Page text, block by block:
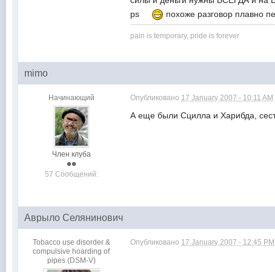
ps
похоже разговор плавно
pain is temporary, pride is forever
mimo
Начинающий
Член клуба
57 Сообщений:
Опубликовано 17 January 2007 - 10:11 AM
А еще были Сцилла и Харибда,
Аврыло Селянинович
Tobacco use disorder &
compulsive hoarding of
pipes (DSM-V)
Опубликовано 17 January 2007 - 12:45 PM